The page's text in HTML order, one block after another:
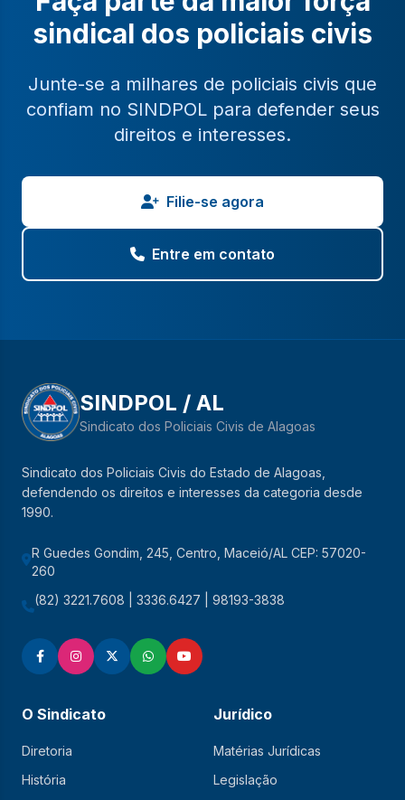
sindical dos policiais civis
Junte-se a milhares de policiais civis que
confiam no SINDPOL para defender seus
direitos e interesses.
Filie-se agora
Entre em contato
SINDPOL / AL
Sindicato dos Policiais Civis de Alagoas
Sindicato dos Policiais Civis do Estado de Alagoas,
defendendo os direitos e interesses da categoria desde
1990.
R Guedes Gondim, 245, Centro, Maceió/AL CEP: 57020-
260
(82) 3221.7608 | 3336.6427 | 98193-3838
O Sindicato
Diretoria
História
Jurídico
Matérias Jurídicas
Legislação